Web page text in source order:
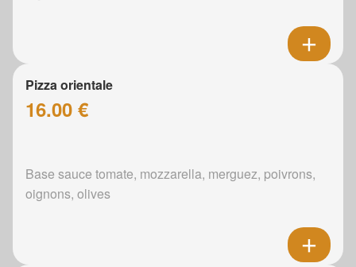
Pizza orientale
16.00 €
Base sauce tomate, mozzarella, merguez, poivrons,
oignons, olives